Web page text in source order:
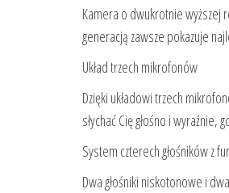
Kamera o dwukrotnie wyższej
generacją zawsze pokazuje
Układ trzech mikrofonów
Dzięki układowi trzech
słychać Cię głośno i wyraźnie,
System czterech głośników z
Dwa głośniki niskotonowe i